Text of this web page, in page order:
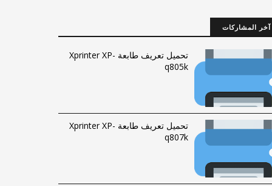
آخر المشاركات
تحميل تعريف طابعة Xprinter XP-
q805k
تحميل تعريف طابعة Xprinter XP-
q807k